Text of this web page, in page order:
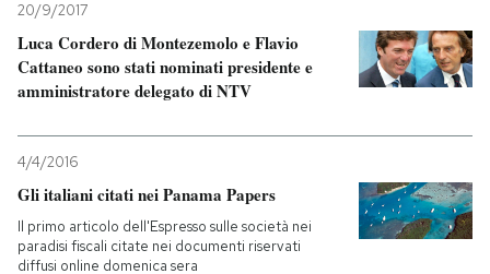
Mondiali calcio 2026
NEWSLETTER
I MIEI PREFERITI
20/9/2017
Luca Cordero di Montezemolo e Flavio
Cattaneo sono stati nominati presidente e
amministratore delegato di NTV
4/4/2016
Gli italiani citati nei Panama Papers
Il primo articolo dell'Espresso sulle società nei
paradisi fiscali citate nei documenti riservati
diffusi online domenica sera